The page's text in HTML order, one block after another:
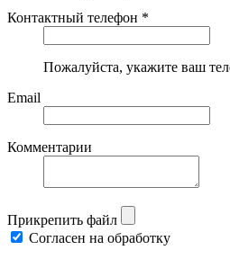
Контактный телефон *
Пожалуйста, укажите ваш
Email
Комментарии
Прикрепить файл
Согласен на обработку